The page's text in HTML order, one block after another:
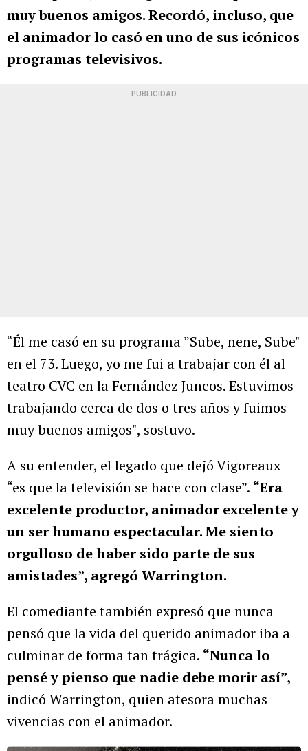
muy buenos amigos. Recordó, incluso, que
el animador lo casó en uno de sus icónicos
programas televisivos.
PUBLICIDAD
“Él me casó en su programa ”Sube, nene, Sube"
en el 73. Luego, yo me fui a trabajar con él al
teatro CVC en la Fernández Juncos. Estuvimos
trabajando cerca de dos o tres años y fuimos
muy buenos amigos", sostuvo.
A su entender, el legado que dejó Vigoreaux
“es que la televisión se hace con clase”. “Era
excelente productor, animador excelente y
un ser humano espectacular. Me siento
orgulloso de haber sido parte de sus
amistades”, agregó Warrington.
El comediante también expresó que nunca
pensó que la vida del querido animador iba a
culminar de forma tan trágica. “Nunca lo
pensé y pienso que nadie debe morir así”,
indicó Warrington, quien atesora muchas
vivencias con el animador.